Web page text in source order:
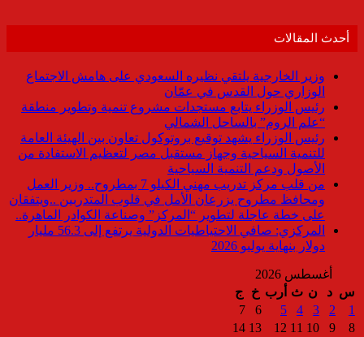
أحدث المقالات
وزير الخارجية يلتقي نظيره السعودي على هامش الاجتماع
الوزاري حول القدس في عمّان
رئيس الوزراء يتابع مستجدات مشروع تنمية وتطوير منطقة
“علم الروم” بالساحل الشمالي
رئيس الوزراء يشهد توقيع بروتوكول تعاون بين الهيئة العامة
للتنمية السياحية وجهاز مستقبل مصر لتعظيم الاستفادة من
الأصول ودعم التنمية السياحية
من قلب مركز تدريب مهني الكيلو 7 بمطروح.. وزير العمل
ومحافظ مطروح يزرعان الأمل في قلوب المتدربين ..ويتفقان
على خطة عاجلة لتطوير “المركز” وصناعة الكوادر الماهرة..
المركزي: صافي الاحتياطيات الدولية يرتفع إلى 56.3 مليار
دولار بنهاية يوليو 2026
أغسطس 2026
س د ن ث أرب خ
ج
1
2
3
4
5
6
7
8
9
10
11
12
13
14